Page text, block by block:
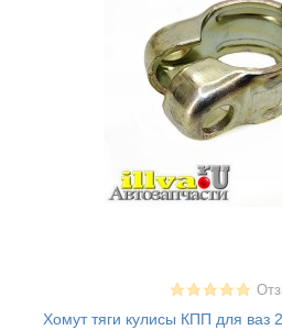
Хомут тяги кулисы КПП для